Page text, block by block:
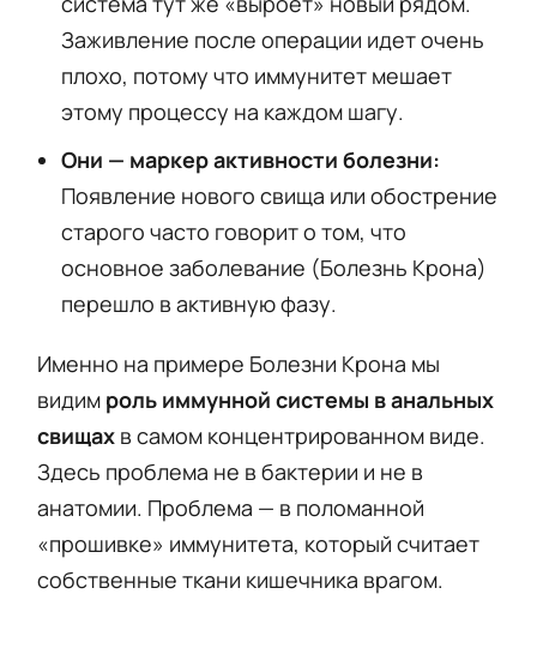
Заживление после операции идет очень
плохо, потому что иммунитет мешает
этому процессу на каждом шагу.
Они — маркер активности болезни:
Появление нового свища или обострение
старого часто говорит о том, что
основное заболевание (Болезнь Крона)
перешло в активную фазу.
Именно на примере Болезни Крона мы
видим роль иммунной системы в анальных
свищахв самом концентрированном виде.
Здесь проблема не в бактерии и не в
анатомии. Проблема — в поломанной
«прошивке» иммунитета, который считает
собственные ткани кишечника врагом.